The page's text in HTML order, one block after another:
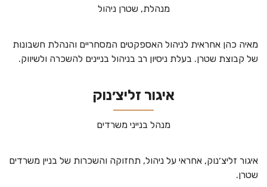
מנהלת, שטרן ניהול
מאיה כהן אחראית לניהול האספקטים המסחריים והנהלת חשבונות
של קבוצת שטרן. בעלת ניסיון רב בניהול בניינים להשכרה ולשיווק.
איגור זליצ׳נוק
מנהל בנייני משרדים
איגור זליצ׳נוק, אחראי על ניהול, תחזוקה והשכרות של בניין משרדים
שטרן.